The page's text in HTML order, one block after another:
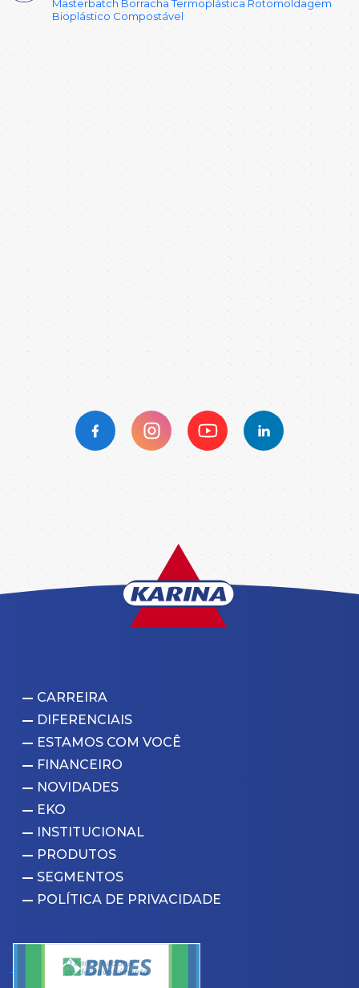
Masterbatch Borracha Termoplástica Rotomoldagem
Bioplástico Compostável
CARREIRA
DIFERENCIAIS
ESTAMOS COM VOCÊ
FINANCEIRO
NOVIDADES
EKO
INSTITUCIONAL
PRODUTOS
SEGMENTOS
POLÍTICA DE PRIVACIDADE